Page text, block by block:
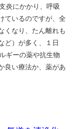
炎にかかり、呼吸
ているのですが、全
くなり、たん離れも
ど）が多く、１日
ギーの薬や抗生物
良い療法か、薬があ